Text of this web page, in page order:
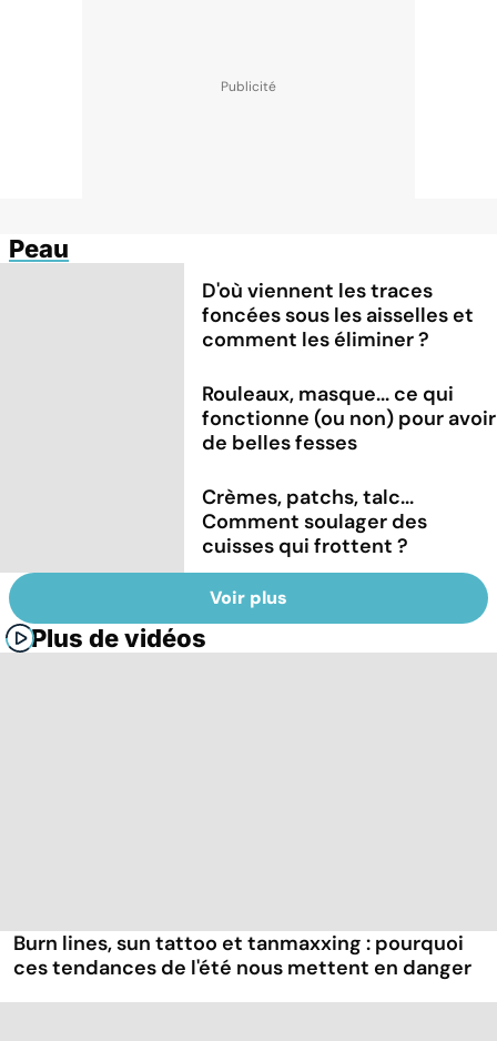
Peau
D'où viennent les traces
foncées sous les aisselles et
comment les éliminer ?
Rouleaux, masque... ce qui
fonctionne (ou non) pour avoir
de belles fesses
Crèmes, patchs, talc...
Comment soulager des
cuisses qui frottent ?
Voir plus
Plus de vidéos
Burn lines, sun tattoo et tanmaxxing : pourquoi
ces tendances de l'été nous mettent en danger